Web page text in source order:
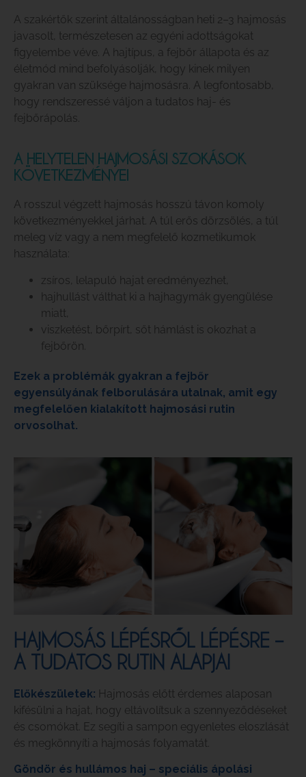
A szakértők szerint általánosságban heti 2–3 hajmosás
javasolt, természetesen az egyéni adottságokat
figyelembe véve. A hajtípus, a fejbőr állapota és az
életmód mind befolyásolják, hogy kinek milyen
gyakran van szüksége hajmosásra. A legfontosabb,
hogy rendszeressé váljon a tudatos haj- és
fejbőrápolás.
A HELYTELEN HAJMOSÁSI SZOKÁSOK
KÖVETKEZMÉNYEI
A rosszul végzett hajmosás hosszú távon komoly
következményekkel járhat. A túl erős dörzsölés, a túl
meleg víz vagy a nem megfelelő kozmetikumok
használata:
zsíros, lelapuló hajat eredményezhet,
hajhullást válthat ki a hajhagymák gyengülése
miatt,
viszketést, bőrpírt, sőt hámlást is okozhat a
fejbőrön.
Ezek a problémák gyakran a fejbőr
egyensúlyának felborulására utalnak, amit egy
megfelelően kialakított hajmosási rutin
orvosolhat.
HAJMOSÁS LÉPÉSRŐL LÉPÉSRE –
A TUDATOS RUTIN ALAPJAI
Előkészületek: Hajmosás előtt érdemes alaposan
kifésülni a hajat, hogy eltávolítsuk a szennyeződéseket
és csomókat. Ez segíti a sampon egyenletes eloszlását
és megkönnyíti a hajmosás folyamatát.
Göndör és hullámos haj – speciális ápolási